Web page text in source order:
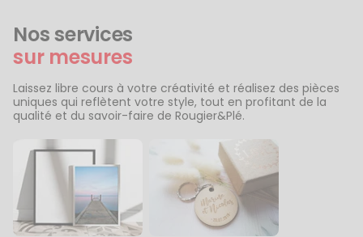
Nos services
sur mesures
Laissez libre cours à votre créativité et réalisez des pièces
uniques qui reflètent votre style, tout en profitant de la
qualité et du savoir-faire de Rougier&Plé.